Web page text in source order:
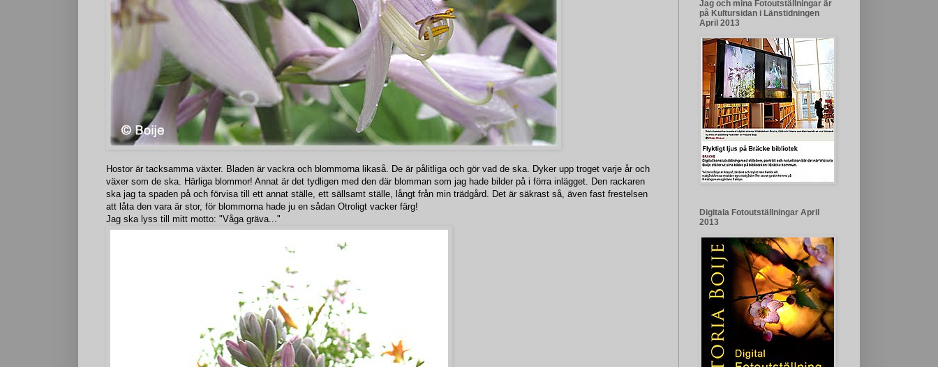
Hostor är tacksamma växter. Bladen är vackra och blommorna likaså. De är pålitliga och gör vad de ska. Dyker upp troget varje år och
växer som de ska. Härliga blommor! Annat är det tydligen med den där blomman som jag hade bilder på i förra inlägget. Den rackaren
ska jag ta spaden på och förvisa till ett annat ställe, ett sällsamt ställe, långt från min trädgård. Det är säkrast så, även fast frestelsen
att låta den vara är stor, för blommorna hade ju en sådan Otroligt vacker färg!
Jag ska lyss till mitt motto: "Våga gräva..."
Jag och mina Fotoutställningar är
på Kultursidan i Länstidningen
April 2013
Digitala Fotoutställningar April
2013